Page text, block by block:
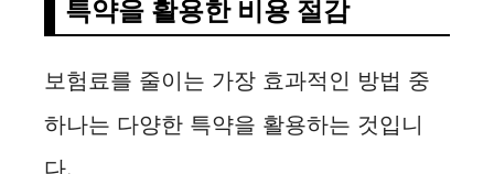
특약을 활용한 비용 절감
보험료를 줄이는 가장 효과적인 방법 중
하나는 다양한 특약을 활용하는 것입니